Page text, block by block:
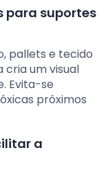
para suportes
pallets e tecido
cria um visual
Evita-se
próximos
a